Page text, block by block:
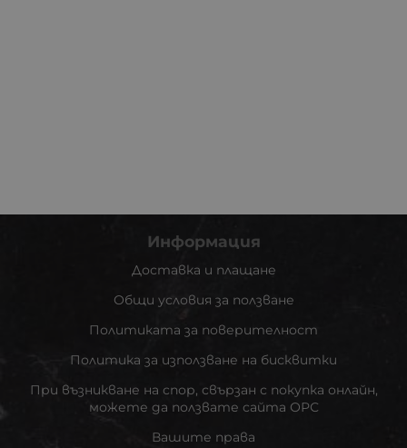
Информация
Доставка и плащане
Общи условия за ползване
Политиката за поверителност
Политика за използване на бисквитки
При възникване на спор, свързан с покупка онлайн,
можете да ползвате сайта ОРС
Вашите права